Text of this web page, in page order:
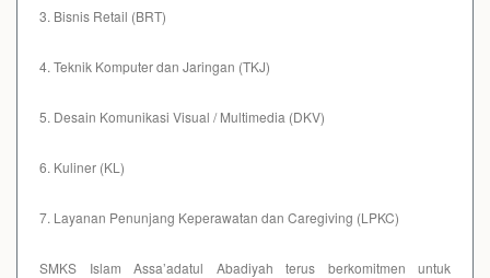
3. Bisnis Retail (BRT)
4. Teknik Komputer dan Jaringan (TKJ)
5. Desain Komunikasi Visual / Multimedia (DKV)
6. Kuliner (KL)
7. Layanan Penunjang Keperawatan dan Caregiving (LPKC)
SMKS Islam Assa’adatul Abadiyah terus berkomitmen untuk